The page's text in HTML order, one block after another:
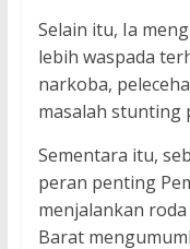
Selain itu, Ia
lebih waspada
narkoba,
masalah stunting
Sementara itu,
peran penting
menjalankan
Barat